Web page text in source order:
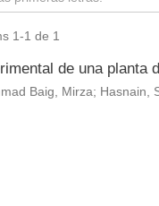
1-1 de 1
de una planta
Baig, Mirza; Hasnain,